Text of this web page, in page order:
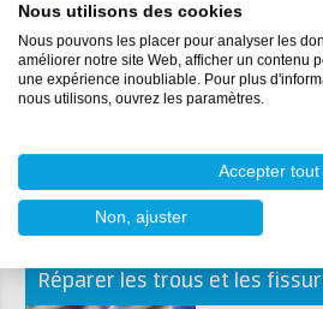
Il existe
possibilités
Plus
Nous utilisons des cookies
Nous pouvons les placer pour analyser les
améliorer notre site Web, afficher un contenu
une expérience inoubliable. Pour plus
nous utilisons, ouvrez les paramètres.
Accepter tout
Non, ajuster